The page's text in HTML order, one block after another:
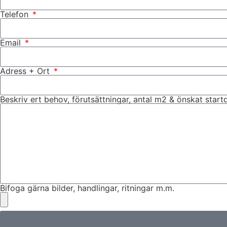
Telefon
Email
Adress + Ort
Beskriv ert behov, förutsättningar, antal m2 & önskat
Bifoga gärna bilder, handlingar, ritningar m.m.